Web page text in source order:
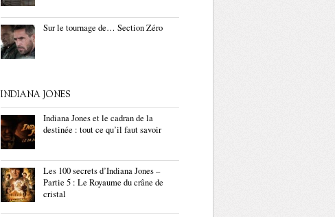
Sur le tournage de… Section Zéro
INDIANA JONES
Indiana Jones et le cadran de la
destinée : tout ce qu’il faut savoir
Les 100 secrets d’Indiana Jones –
Partie 5 : Le Royaume du crâne de
cristal